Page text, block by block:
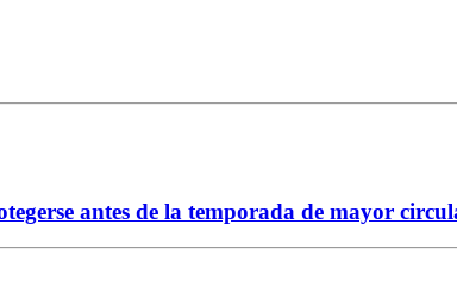
antes de la temporada de mayor